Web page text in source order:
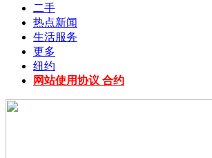
二手
热点新闻
生活服务
更多
纽约
网站使用协议 合约